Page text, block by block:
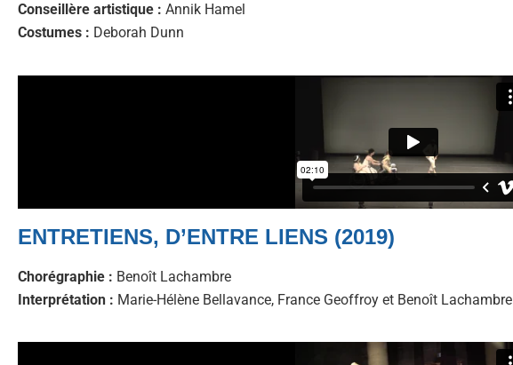
Conseillère artistique : Annik Hamel
Costumes : Deborah Dunn
ENTRETIENS, D’ENTRE LIENS (2019)
Chorégraphie : Benoît Lachambre
Interprétation : Marie-Hélène Bellavance, France Geoffroy et Benoît Lachambre